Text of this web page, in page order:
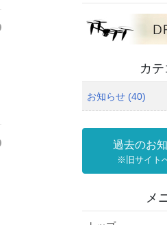
カ
お知らせ (40)
過去のお
※旧サイト
メ